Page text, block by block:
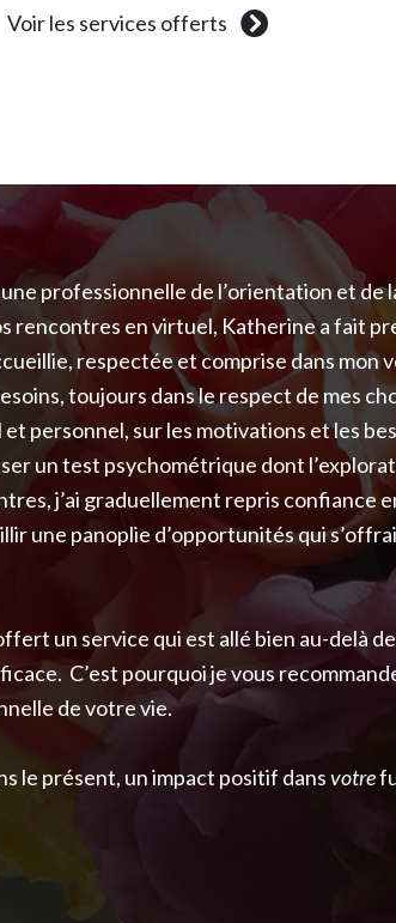
Voir les services offerts
professionnelle de l’orientation et de
rencontres en virtuel, Katherine a fait
respectée et comprise dans mon
toujours dans le respect de mes
personnel, sur les motivations et les
un test psychométrique dont
j’ai graduellement repris confiance
une panoplie d’opportunités qui
un service qui est allé bien au-delà
C’est pourquoi je vous
de votre vie.
le présent, un impact positif dansvotre